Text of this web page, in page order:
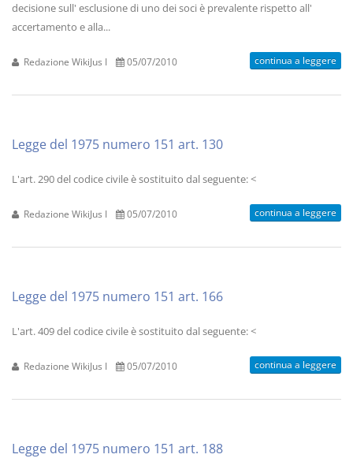
decisione sull' esclusione di uno dei soci è prevalente rispetto all'
accertamento e alla...
Redazione WikiJus I 05/07/2010 continua a leggere
Legge del 1975 numero 151 art. 130
L'art. 290 del codice civile è sostituito dal seguente: <
Redazione WikiJus I 05/07/2010 continua a leggere
Legge del 1975 numero 151 art. 166
L'art. 409 del codice civile è sostituito dal seguente: <
Redazione WikiJus I 05/07/2010 continua a leggere
Legge del 1975 numero 151 art. 188